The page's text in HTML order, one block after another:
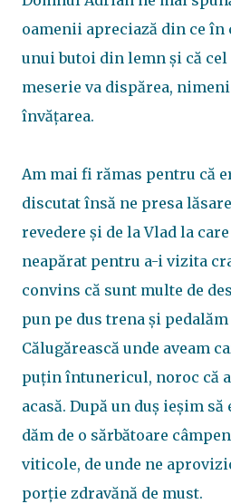
oamenii apreciază din ce
unui butoi din lemn și că
meserie va dispărea,
învățarea.
Am mai fi rămas pentru că
discutat însă ne presa
revedere și de la Vlad la
neapărat pentru a-i vizita
convins că sunt multe de
pun pe dus trena și
Călugărească unde aveam
puțin întunericul, noroc că
acasă. După un duș ieșim
dăm de o sărbătoare
viticole, de unde ne
porție zdravănă de must.